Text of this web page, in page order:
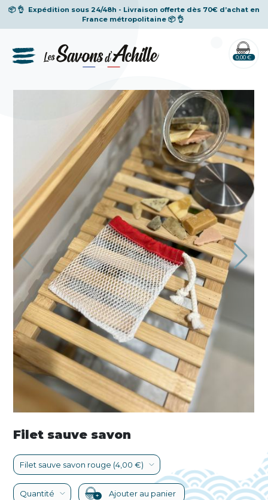
📦 👌 Expédition sous 24/48h - Livraison offerte dès 70€ d’achat en
France métropolitaine 📦 👌
0,00 €
Filet sauve savon